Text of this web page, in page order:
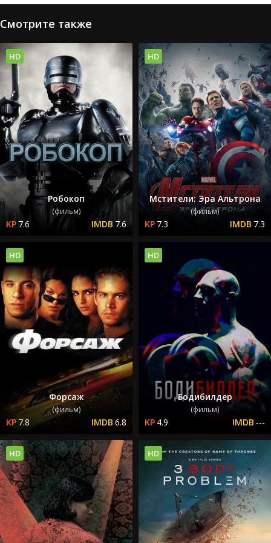
Смотрите также
Робокоп
(фильм)
7.6 7.6
HD
Мстители: Эра Альтрона
(фильм)
7.3 7.3
HD
Форсаж
(фильм)
7.8 6.8
HD
Бодибилдер
(фильм)
4.9 ---
HD
HD HD